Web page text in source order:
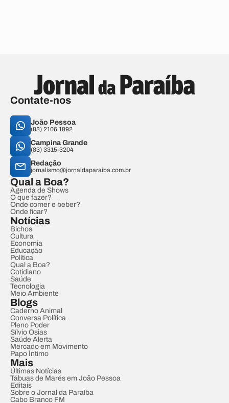
Contate-nos
João Pessoa
(83) 2106.1892
Campina Grande
(83) 3315-3204
Redação
jornalismo@jornaldaparaiba.com.br
Qual a Boa?
Agenda de Shows
O que fazer?
Onde comer e beber?
Onde ficar?
Notícias
Bichos
Cultura
Economia
Educação
Política
Qual a Boa?
Cotidiano
Saúde
Tecnologia
Meio Ambiente
Blogs
Caderno Animal
Conversa Política
Pleno Poder
Sílvio Osias
Saúde Alerta
Mercado em Movimento
Papo Íntimo
Mais
Últimas Notícias
Tábuas de Marés em João Pessoa
Editais
Sobre o Jornal da Paraíba
Cabo Branco FM